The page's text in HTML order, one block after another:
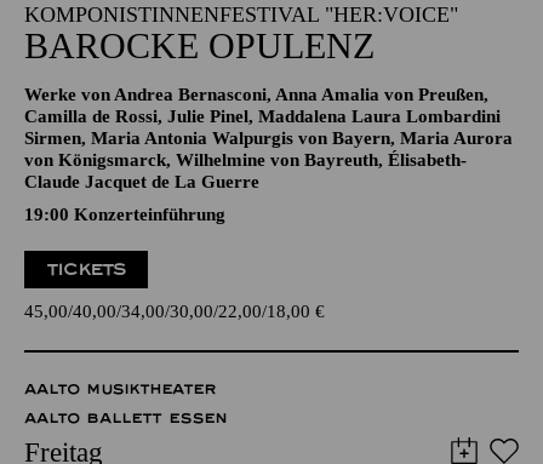
Alfried Krupp Saal
SINFONIEKONZERT VII ·
KOMPONISTINNENFESTIVAL "HER:VOICE"
BAROCKE OPULENZ
Werke von Andrea Bernasconi, Anna Amalia von Preußen,
Camilla de Rossi, Julie Pinel, Maddalena Laura Lombardini
Sirmen, Maria Antonia Walpurgis von Bayern, Maria Aurora
Claude Jacquet de La Guerre
19:00 Konzerteinführung
45,00 40,00 34,00 30,00